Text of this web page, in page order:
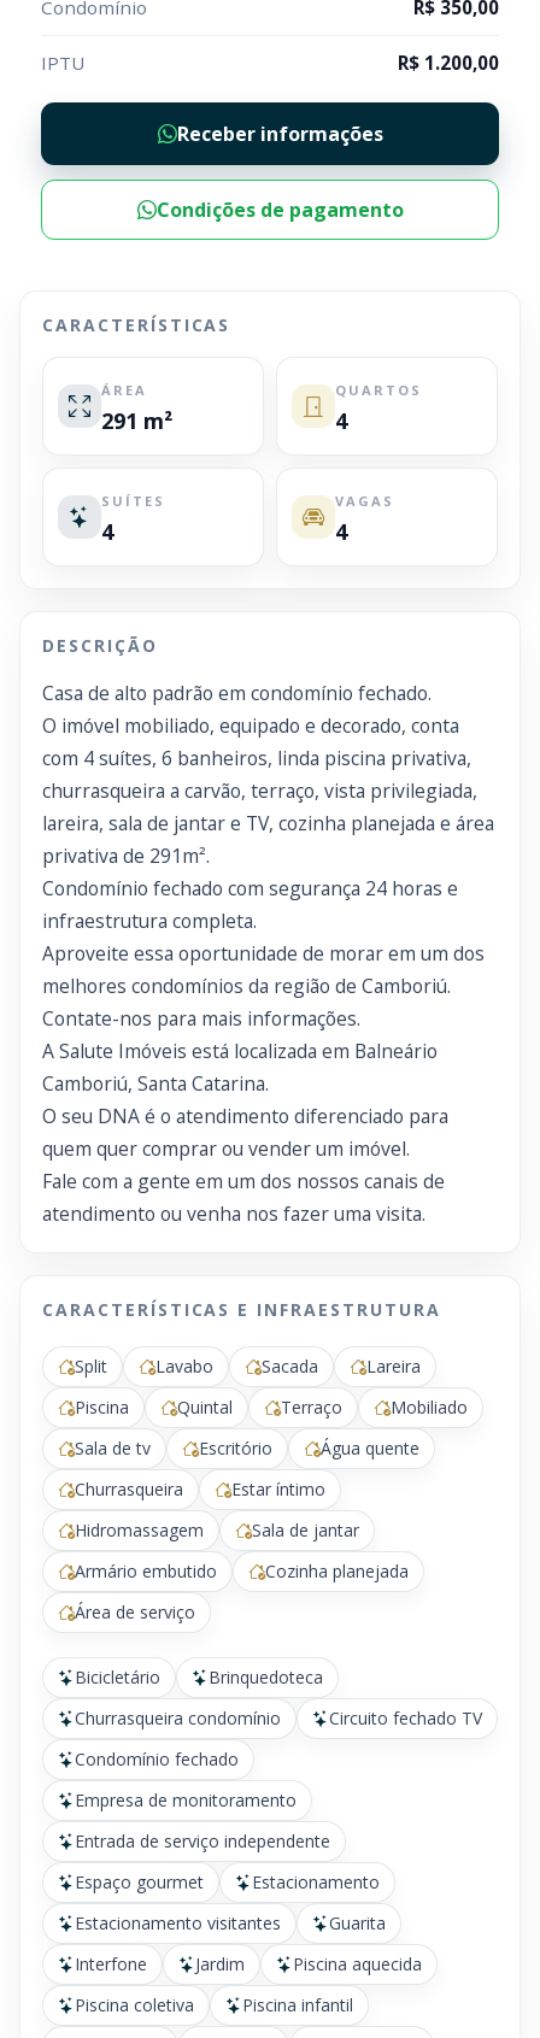
Condomínio R$ 350,00
IPTU R$ 1.200,00
Receber informações
Condições de pagamento
CARACTERÍSTICAS
ÁREA
291 m²
QUARTOS
4
SUÍTES
4
VAGAS
4
DESCRIÇÃO
Casa de alto padrão em condomínio fechado.
O imóvel mobiliado, equipado e decorado, conta
com 4 suítes, 6 banheiros, linda piscina privativa,
churrasqueira a carvão, terraço, vista privilegiada,
lareira, sala de jantar e TV, cozinha planejada e área
privativa de 291m².
Condomínio fechado com segurança 24 horas e
infraestrutura completa.
Aproveite essa oportunidade de morar em um dos
melhores condomínios da região de Camboriú.
Contate-nos para mais informações.
A Salute Imóveis está localizada em Balneário
Camboriú, Santa Catarina.
O seu DNA é o atendimento diferenciado para
quem quer comprar ou vender um imóvel.
Fale com a gente em um dos nossos canais de
atendimento ou venha nos fazer uma visita.
CARACTERÍSTICAS E INFRAESTRUTURA
Split Lavabo Sacada
Lareira
Piscina
Quintal Terraço
Mobiliado
Sala de tv
Escritório
Água quente
Churrasqueira
Estar íntimo
Hidromassagem
Sala de jantar
Armário embutido
Cozinha planejada
Área de serviço
Bicicletário
Brinquedoteca
Churrasqueira condomínio
Circuito fechado TV
Condomínio fechado
Empresa de monitoramento
Entrada de serviço independente
Espaço gourmet
Estacionamento
Estacionamento visitantes
Guarita
Interfone
Jardim
Piscina aquecida
Piscina coletiva
Piscina infantil